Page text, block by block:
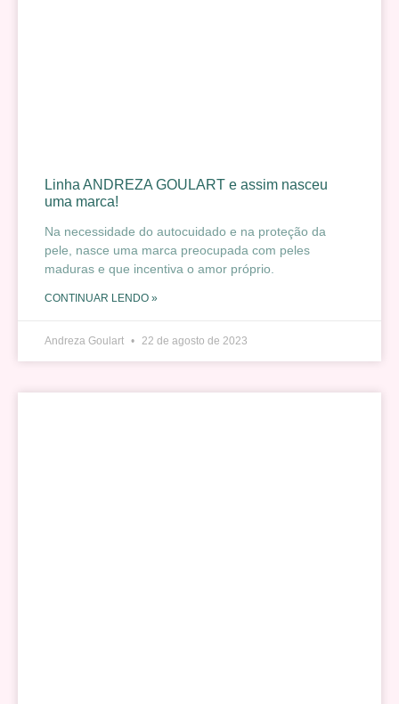
Linha ANDREZA GOULART e assim nasceu
uma marca!
Na necessidade do autocuidado e na proteção da
pele, nasce uma marca preocupada com peles
maduras e que incentiva o amor próprio.
CONTINUAR LENDO »
Andreza Goulart 22 de agosto de 2023